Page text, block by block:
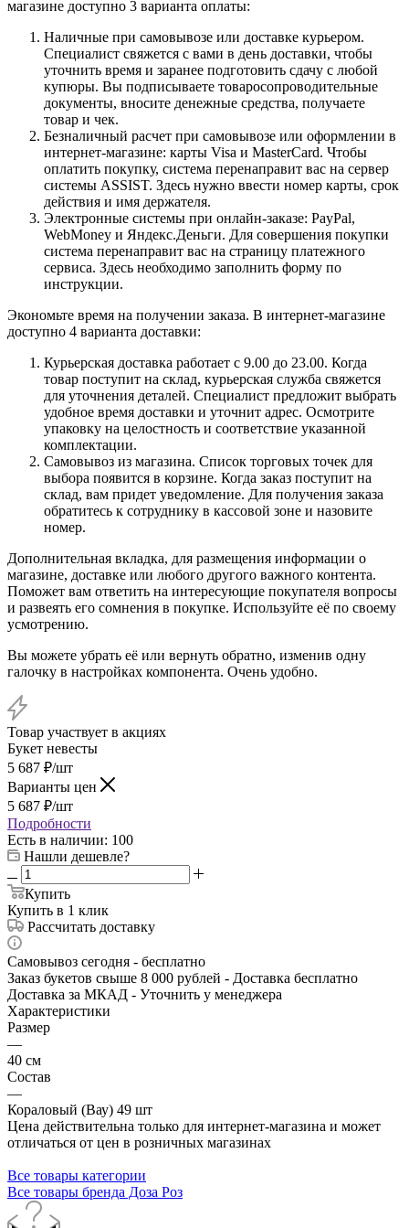
магазине доступно 3 варианта оплаты:
Наличные при самовывозе или доставке курьером.
Специалист свяжется с вами в день доставки, чтобы
уточнить время и заранее подготовить сдачу с любой
купюры. Вы подписываете товаросопроводительные
документы, вносите денежные средства, получаете
товар и чек.
Безналичный расчет при самовывозе или оформлении в
интернет-магазине: карты Visa и MasterCard. Чтобы
оплатить покупку, система перенаправит вас на сервер
системы ASSIST. Здесь нужно ввести номер карты, срок
действия и имя держателя.
Электронные системы при онлайн-заказе: PayPal,
WebMoney и Яндекс.Деньги. Для совершения покупки
система перенаправит вас на страницу платежного
сервиса. Здесь необходимо заполнить форму по
инструкции.
Экономьте время на получении заказа. В интернет-магазине
доступно 4 варианта доставки:
Курьерская доставка работает с 9.00 до 23.00. Когда
товар поступит на склад, курьерская служба свяжется
для уточнения деталей. Специалист предложит выбрать
удобное время доставки и уточнит адрес. Осмотрите
упаковку на целостность и соответствие указанной
комплектации.
Самовывоз из магазина. Список торговых точек для
выбора появится в корзине. Когда заказ поступит на
склад, вам придет уведомление. Для получения заказа
обратитесь к сотруднику в кассовой зоне и назовите
номер.
Дополнительная вкладка, для размещения информации о
магазине, доставке или любого другого важного контента.
Поможет вам ответить на интересующие покупателя вопросы
и развеять его сомнения в покупке. Используйте её по своему
усмотрению.
Вы можете убрать её или вернуть обратно, изменив одну
галочку в настройках компонента. Очень удобно.
Товар участвует в акциях
Букет невесты
5 687 ₽/шт
Варианты цен
5 687 ₽/шт
Подробности
Есть в наличии: 100
Нашли дешевле?
Купить
Купить в 1 клик
Рассчитать доставку
Самовывоз сегодня - бесплатно
Заказ букетов свыше 8 000 рублей - Доставка бесплатно
Доставка за МКАД - Уточнить у менеджера
Характеристики
Размер
—
40 см
Состав
—
Кораловый (Вау) 49 шт
Цена действительна только для интернет-магазина и может
отличаться от цен в розничных магазинах
Все товары категории
Все товары бренда Доза Роз